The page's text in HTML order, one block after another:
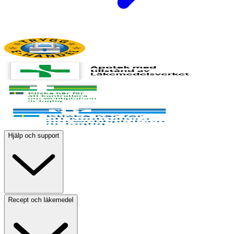
Hjälp och support
Recept och läkemedel